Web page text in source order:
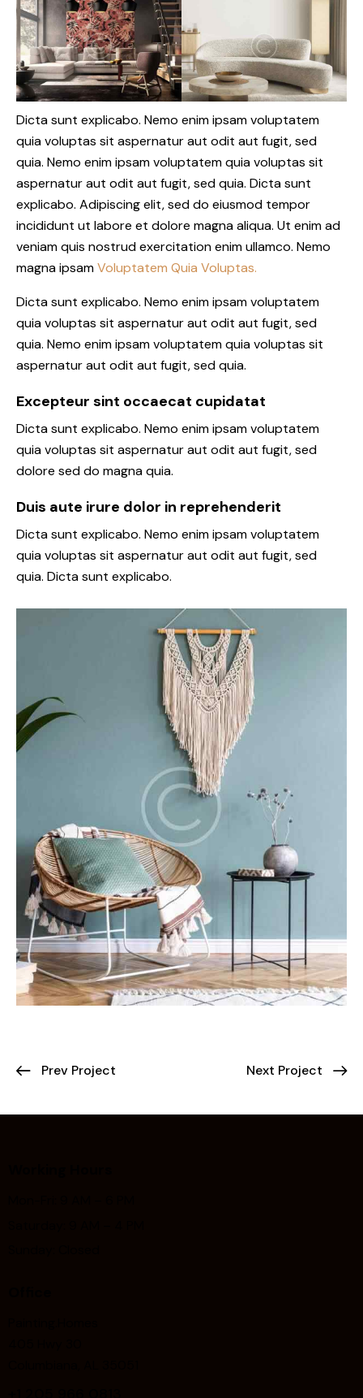
Dicta sunt explicabo. Nemo enim ipsam voluptatem
quia voluptas sit aspernatur aut odit aut fugit, sed
quia. Nemo enim ipsam voluptatem quia voluptas sit
aspernatur aut odit aut fugit, sed quia. Dicta sunt
explicabo. Adipiscing elit, sed do eiusmod tempor
incididunt ut labore et dolore magna aliqua. Ut enim ad
veniam quis nostrud exercitation enim ullamco. Nemo
magna ipsamVoluptatem Quia Voluptas.
Dicta sunt explicabo. Nemo enim ipsam voluptatem
quia voluptas sit aspernatur aut odit aut fugit, sed
quia. Nemo enim ipsam voluptatem quia voluptas sit
aspernatur aut odit aut fugit, sed quia.
Excepteur sint occaecat cupidatat
Dicta sunt explicabo. Nemo enim ipsam voluptatem
quia voluptas sit aspernatur aut odit aut fugit, sed
dolore sed do magna quia.
Duis aute irure dolor in reprehenderit
Dicta sunt explicabo. Nemo enim ipsam voluptatem
quia voluptas sit aspernatur aut odit aut fugit, sed
quia. Dicta sunt explicabo.
Prev Project Next Project